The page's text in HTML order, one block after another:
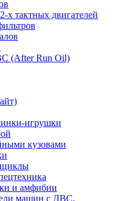
х тактных двигателей
(After Run Oil)
игрушки
кузовами
и амфибии
машин с ДВС,